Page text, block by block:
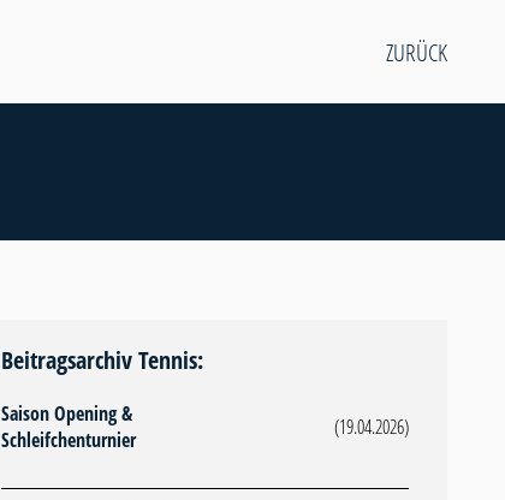
ZURÜCK
Beitragsarchiv Tennis:
Saison Opening &
Schleifchenturnier
(19.04.2026)